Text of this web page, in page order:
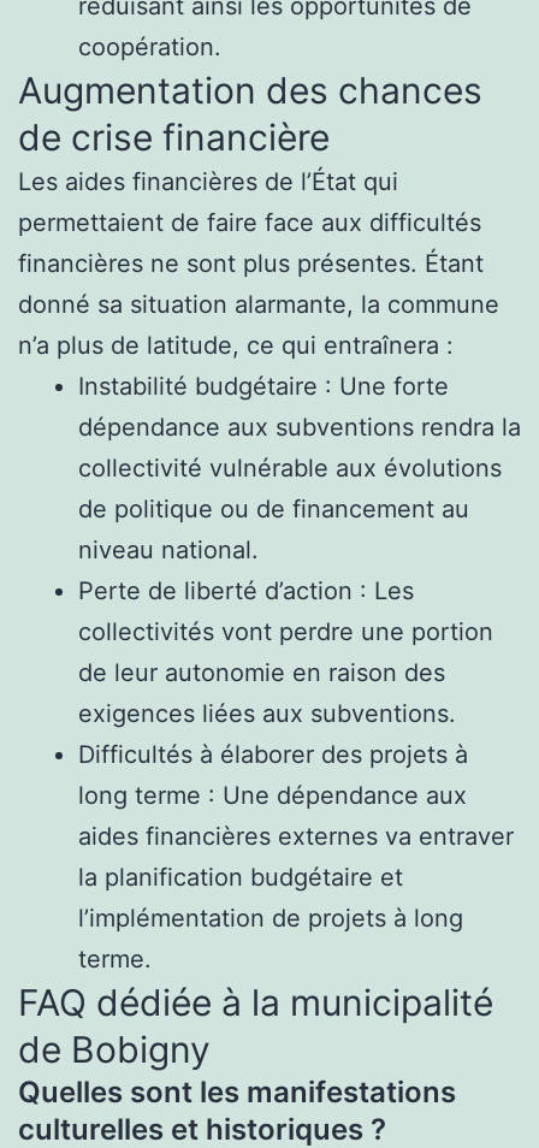
coopération.
Augmentation des chances
de crise financière
Les aides financières de l’État qui
permettaient de faire face aux difficultés
financières ne sont plus présentes. Étant
donné sa situation alarmante, la commune
n’a plus de latitude, ce qui entraînera :
Instabilité budgétaire : Une forte
dépendance aux subventions rendra la
collectivité vulnérable aux évolutions
de politique ou de financement au
niveau national.
Perte de liberté d’action : Les
collectivités vont perdre une portion
de leur autonomie en raison des
exigences liées aux subventions.
Difficultés à élaborer des projets à
long terme : Une dépendance aux
aides financières externes va entraver
la planification budgétaire et
l’implémentation de projets à long
terme.
FAQ dédiée à la municipalité
de Bobigny
Quelles sont les manifestations
culturelles et historiques ?